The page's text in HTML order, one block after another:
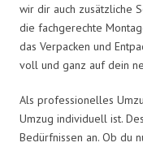
wir dir auch zusätzliche
die fachgerechte
das Verpacken und
voll und ganz auf dein
Als professionelles
Umzug individuell ist.
Bedürfnissen an. Ob du